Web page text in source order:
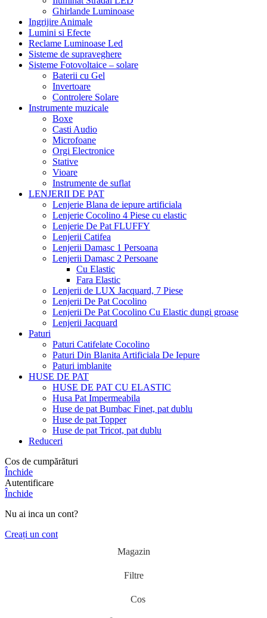
Ghirlande Luminoase
Ingrijire Animale
Lumini si Efecte
Reclame Luminoase Led
Sisteme de supraveghere
Sisteme Fotovoltaice – solare
Baterii cu Gel
Invertoare
Controlere Solare
Instrumente muzicale
Boxe
Casti Audio
Microfoane
Orgi Electronice
Stative
Vioare
Instrumente de suflat
LENJERII DE PAT
Lenjerie Blana de iepure artificiala
Lenjerie Cocolino 4 Piese cu elastic
Lenjerie De Pat FLUFFY
Lenjerii Catifea
Lenjerii Damasc 1 Persoana
Lenjerii Damasc 2 Persoane
Cu Elastic
Fara Elastic
Lenjerii de LUX Jacquard, 7 Piese
Lenjerii De Pat Cocolino
Lenjerii De Pat Cocolino Cu Elastic dungi groase
Lenjerii Jacquard
Paturi
Paturi Catifelate Cocolino
Paturi Din Blanita Artificiala De Iepure
Paturi imblanite
HUSE DE PAT
HUSE DE PAT CU ELASTIC
Husa Pat Impermeabila
Huse de pat Bumbac Finet, pat dublu
Huse de pat Topper
Huse de pat Tricot, pat dublu
Reduceri
Cos de cumpărături
Închide
Autentificare
Închide
Nu ai inca un cont?
Creați un cont
Magazin
Filtre
Cos